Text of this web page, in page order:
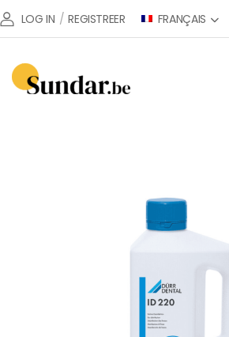
LOG IN / REGISTREER FRANÇAIS